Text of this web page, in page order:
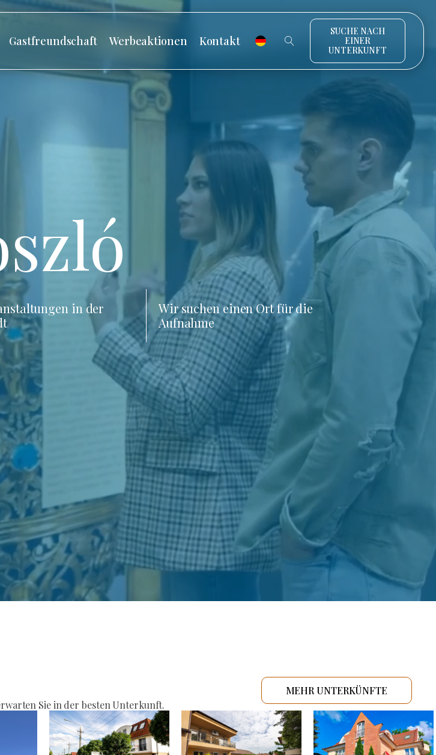
Gastfreundschaft Werbeaktionen Kontakt
SUCHE NACH
EINER
UNTERKUNFT
in der
Wir suchen einen Ort für die
Aufnahme
Sie in der besten Unterkunft.
MEHR UNTERKÜNFTE